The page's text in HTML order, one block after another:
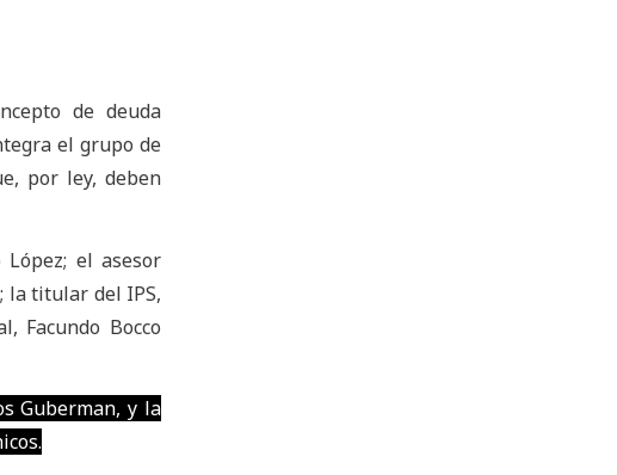
de deuda
el grupo de
por ley, deben
el asesor
la titular del IPS,
Facundo Bocco
Guberman, y la